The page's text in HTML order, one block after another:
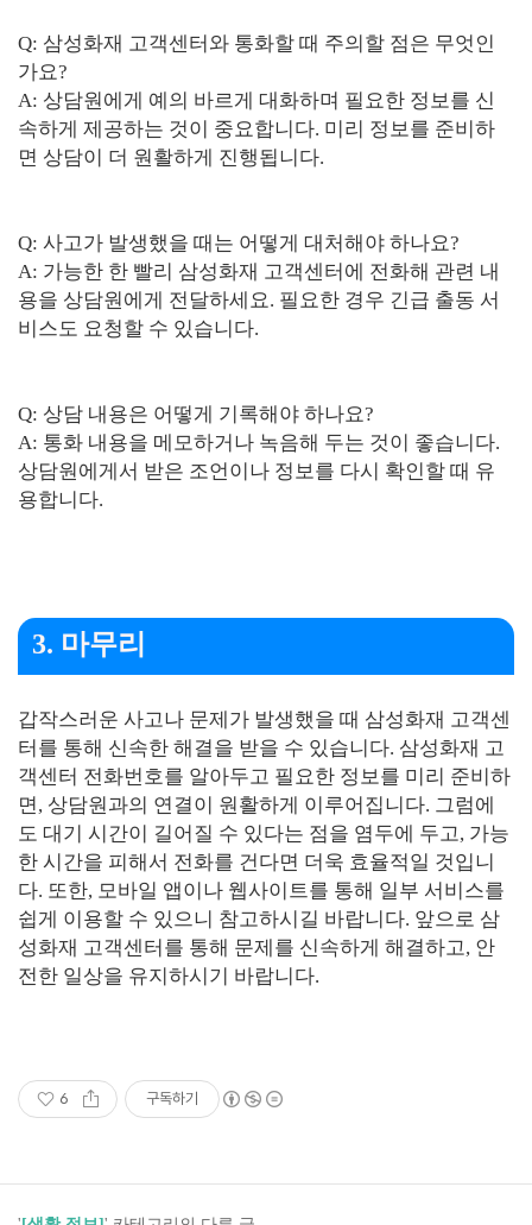
Q: 삼성화재 고객센터와 통화할 때 주의할 점은 무엇인
가요?
A: 상담원에게 예의 바르게 대화하며 필요한 정보를 신
속하게 제공하는 것이 중요합니다. 미리 정보를 준비하
면 상담이 더 원활하게 진행됩니다.
Q: 사고가 발생했을 때는 어떻게 대처해야 하나요?
A: 가능한 한 빨리 삼성화재 고객센터에 전화해 관련 내
용을 상담원에게 전달하세요. 필요한 경우 긴급 출동 서
비스도 요청할 수 있습니다.
Q: 상담 내용은 어떻게 기록해야 하나요?
A: 통화 내용을 메모하거나 녹음해 두는 것이 좋습니다.
상담원에게서 받은 조언이나 정보를 다시 확인할 때 유
용합니다.
3. 마무리
갑작스러운 사고나 문제가 발생했을 때 삼성화재 고객센
터를 통해 신속한 해결을 받을 수 있습니다. 삼성화재 고
객센터 전화번호를 알아두고 필요한 정보를 미리 준비하
면, 상담원과의 연결이 원활하게 이루어집니다. 그럼에
도 대기 시간이 길어질 수 있다는 점을 염두에 두고, 가능
한 시간을 피해서 전화를 건다면 더욱 효율적일 것입니
다. 또한, 모바일 앱이나 웹사이트를 통해 일부 서비스를
쉽게 이용할 수 있으니 참고하시길 바랍니다. 앞으로 삼
성화재 고객센터를 통해 문제를 신속하게 해결하고, 안
전한 일상을 유지하시기 바랍니다.
6 구독하기